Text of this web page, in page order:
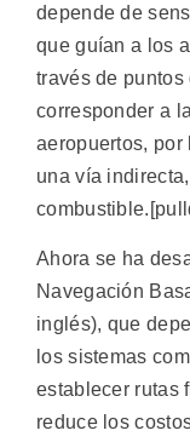
depende de
que guían a los
través de
corresponder a
aeropuertos, por
una vía
Ahora se ha
Navegación
inglés), que
los sistemas
establecer rutas
reduce los